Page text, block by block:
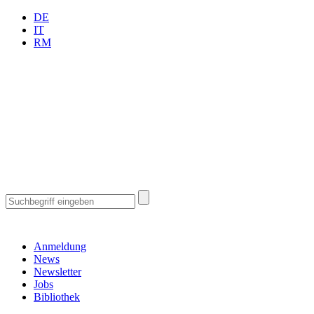
DE
IT
RM
Anmeldung
News
Newsletter
Jobs
Bibliothek